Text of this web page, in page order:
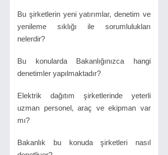
Bu şirketlerin yeni yatırımlar, denetim ve
yenileme sıklığı ile sorumlulukları
nelerdir?
Bu konularda Bakanlığınızca hangi
denetimler yapılmaktadır?
Elektrik dağıtım şirketlerinde yeterli
uzman personel, araç ve ekipman var
mı?
Bakanlık bu konuda şirketleri nasıl